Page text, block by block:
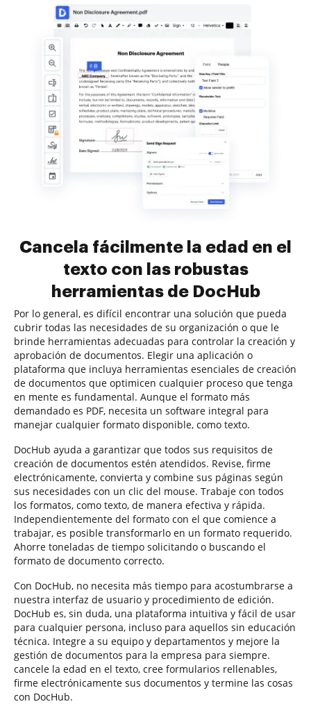
Cancela fácilmente la edad en el
texto con las robustas
herramientas de DocHub
Por lo general, es difícil encontrar una solución que pueda
cubrir todas las necesidades de su organización o que le
brinde herramientas adecuadas para controlar la creación y
aprobación de documentos. Elegir una aplicación o
plataforma que incluya herramientas esenciales de creación
de documentos que optimicen cualquier proceso que tenga
en mente es fundamental. Aunque el formato más
demandado es PDF, necesita un software integral para
manejar cualquier formato disponible, como texto.
DocHub ayuda a garantizar que todos sus requisitos de
creación de documentos estén atendidos. Revise, firme
electrónicamente, convierta y combine sus páginas según
sus necesidades con un clic del mouse. Trabaje con todos
los formatos, como texto, de manera efectiva y rápida.
Independientemente del formato con el que comience a
trabajar, es posible transformarlo en un formato requerido.
Ahorre toneladas de tiempo solicitando o buscando el
formato de documento correcto.
Con DocHub, no necesita más tiempo para acostumbrarse a
nuestra interfaz de usuario y procedimiento de edición.
DocHub es, sin duda, una plataforma intuitiva y fácil de usar
para cualquier persona, incluso para aquellos sin educación
técnica. Integre a su equipo y departamentos y mejore la
gestión de documentos para la empresa para siempre.
cancele la edad en el texto, cree formularios rellenables,
firme electrónicamente sus documentos y termine las cosas
con DocHub.